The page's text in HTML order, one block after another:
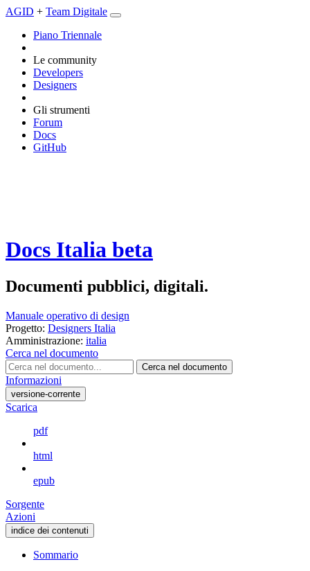
AGID + Team Digitale
Piano Triennale
Le community
Developers
Designers
Gli strumenti
Forum
Docs
GitHub
Docs Italia beta
Documenti pubblici, digitali.
Manuale operativo di design
Progetto: Designers Italia
Amministrazione: italia
Cerca nel documento
Cerca nel documento
Informazioni
versione-corrente
Scarica
pdf
html
epub
Sorgente
Azioni
indice dei contenuti
Sommario